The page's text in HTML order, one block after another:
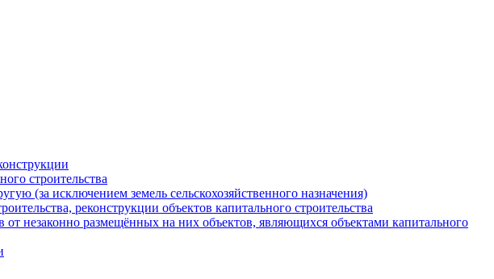
строительства
(за исключением земель сельскохозяйственного назначения)
реконструкции объектов капитального строительства
незаконно размещённых на них объектов, являющихся объектами капитального